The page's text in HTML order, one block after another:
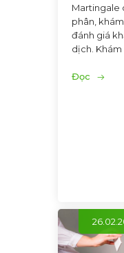
Martingale
phân,
đánh giá
dịch. Khám
Đọc